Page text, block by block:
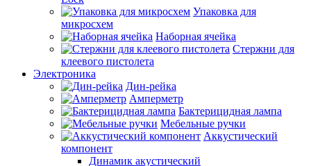
Упаковка для
микросхем
Наборная ячейка
Стержни для
клеевого пистолета
Электроника
Дин-рейка
Амперметр
Бактерицидная лампа
Мебельные ручки
Аккустический
компонент
Динамик акустический